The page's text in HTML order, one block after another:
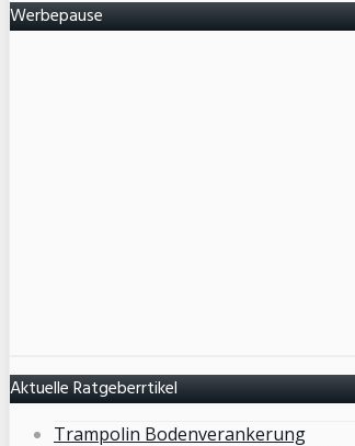
Werbepause
Aktuelle Ratgeberrtikel
Trampolin Bodenverankerung